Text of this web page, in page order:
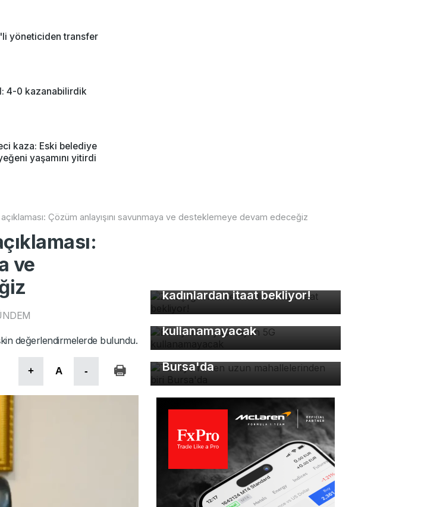
yöneticiden transfer
4-0 kazanabilirdik
kaza: Eski belediye
yaşamını yitirdi
Çözüm anlayışını savunmaya ve desteklemeye devam edeceğiz
ve
değerlendirmelerde bulundu.
+ A -
kadınlardan itaat bekliyor!
Bu ayarları yapmayan 5G
kullanamayacak
Türkiye'nin en uzun
mahallelerinden biri
Bursa'da